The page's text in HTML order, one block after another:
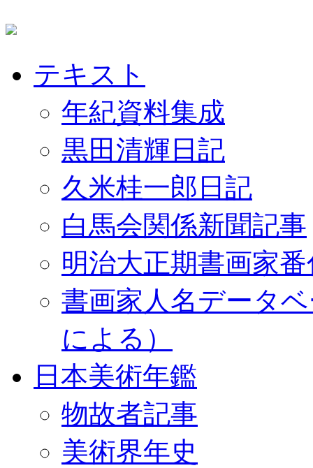
テキスト
年紀資料集成
黒田清輝日記
久米桂一郎日記
白馬会関係新聞記事
明治大正期書画家
書画家人名データ
による）
日本美術年鑑
物故者記事
美術界年史